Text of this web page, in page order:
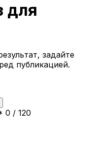
для
задайте
публикацией.
0 / 120